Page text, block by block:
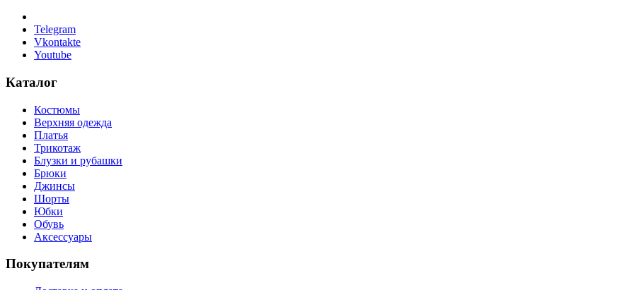
Telegram
Vkontakte
Youtube
Каталог
Костюмы
Верхняя одежда
Платья
Трикотаж
Блузки и рубашки
Брюки
Джинсы
Шорты
Юбки
Обувь
Аксессуары
Покупателям